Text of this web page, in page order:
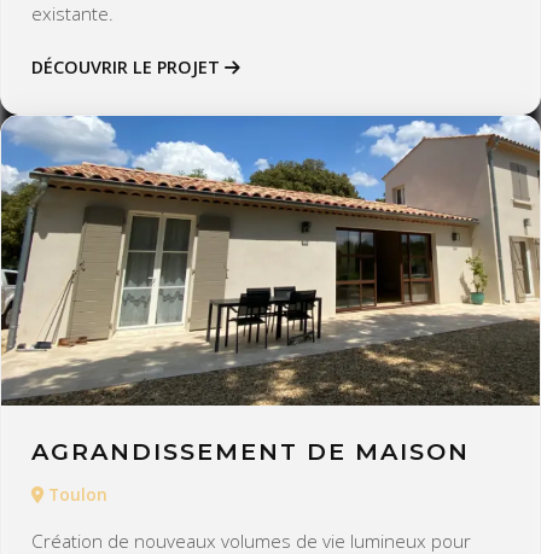
existante.
DÉCOUVRIR LE PROJET
AGRANDISSEMENT DE MAISON
Toulon
Création de nouveaux volumes de vie lumineux pour